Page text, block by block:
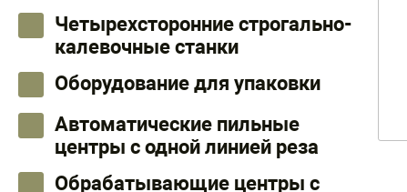
Четырехсторонние строгально-
калевочные станки
Оборудование для упаковки
Автоматические пильные
центры с одной линией реза
Обрабатывающие центры с